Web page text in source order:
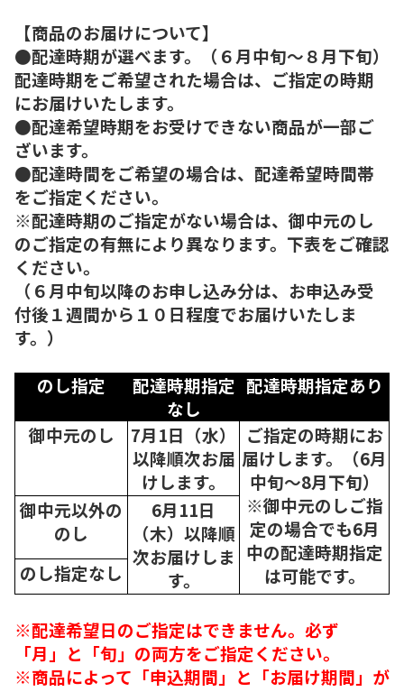
【商品のお届けについて】
●配達時期が選べます。（６月中旬～８月下旬）
配達時期をご希望された場合は、ご指定の時期
にお届けいたします。
●配達希望時期をお受けできない商品が一部ご
ざいます。
●配達時間をご希望の場合は、配達希望時間帯
をご指定ください。
※配達時期のご指定がない場合は、御中元のし
のご指定の有無により異なります。下表をご確認
ください。
（６月中旬以降のお申し込み分は、お申込み受
付後１週間から１０日程度でお届けいたしま
す。）
のし指定
配達時期指定
なし
配達時期指定あり
御中元のし
7月1日（水）
以降順次お届
けします。
ご指定の時期にお
届けします。（6月
中旬～8月下旬）
※御中元のしご指
定の場合でも6月
中の配達時期指定
は可能です。
御中元以外の
のし
6月11日
（木）以降順
次お届けしま
す。
のし指定なし
※配達希望日のご指定はできません。必ず
「月」と「旬」の両方をご指定ください。
※商品によって「申込期間」と「お届け期間」が